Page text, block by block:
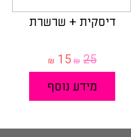
דיסקית + שרשרת
₪ 25
המחיר
המקורי
היה: ₪25.
₪ 15
הנוכחי
מידע נוסף